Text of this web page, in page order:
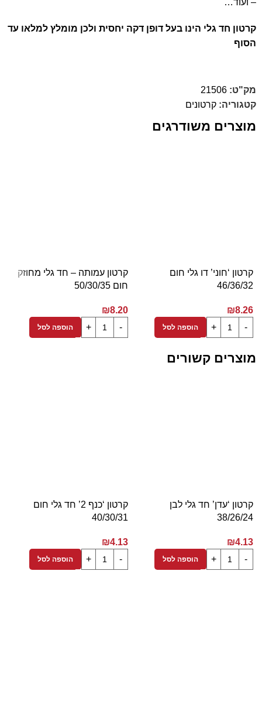
– ועוד…
קרטון חד גלי הינו בעל דופן דקה יחסית ולכן מומלץ למלאו עד
הסוף
מק"ט: 21506
קטגוריה: קרטונים
מוצרים משודרגים
קרטון ‘חוני’ דו גלי חום
46/36/32
₪8.26
הוספה לסל
קרטון עמותה – חד גלי מחוזק
חום 50/30/35
₪8.20
הוספה לסל
מוצרים קשורים
קרטון ‘עדן’ חד גלי לבן
38/26/24
₪4.13
הוספה לסל
קרטון ‘כנף 2’ חד גלי חום
40/30/31
₪4.13
הוספה לסל